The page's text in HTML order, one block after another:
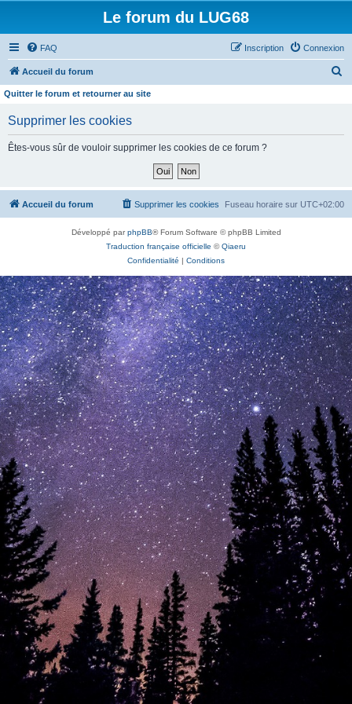
Le forum du LUG68
FAQ Connexion
Inscription
Accueil du forum
h
Quitter le forum et retourner au site
Supprimer les cookies
Êtes-vous sûr de vouloir supprimer les cookies de ce forum ?
Accueil du forum Fuseau horaire sur UTC+02:00
Supprimer les cookies
Développé parphpBB® Forum Software © phpBB Limited
Traduction française officielle ©Qiaeru
Confidentialité | Conditions